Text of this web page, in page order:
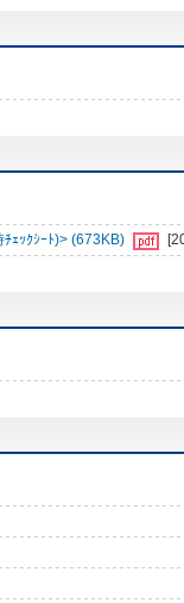
ｪｯｸｼｰﾄ)> (673KB)